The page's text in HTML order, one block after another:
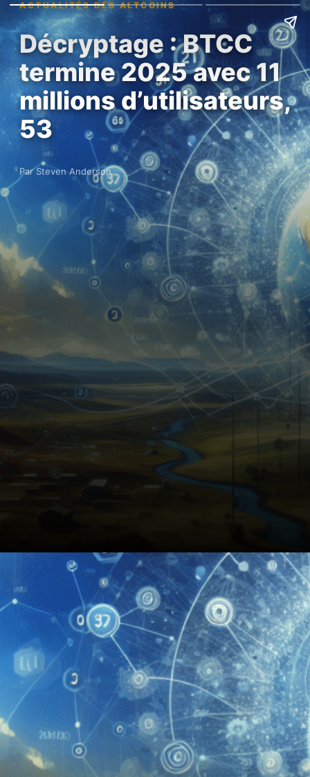
ACTUALITÉS DES ALTCOINS
Décryptage : BTCC
termine 2025 avec 11
millions d’utilisateurs,
53
Par Steven Anderson